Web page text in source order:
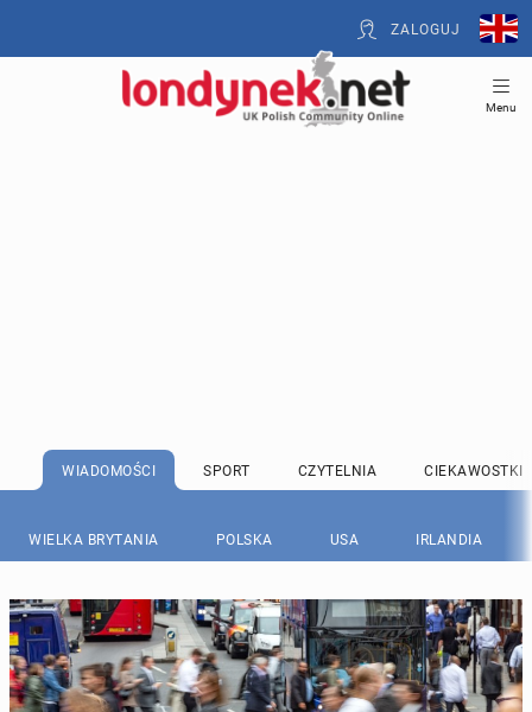
ZALOGUJ
Menu
WIADOMOŚCI SPORT CZYTELNIA CIEKAWOSTKI
WIELKA BRYTANIA POLSKA USA IRLANDIA